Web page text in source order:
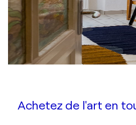
Achetez de l'art en